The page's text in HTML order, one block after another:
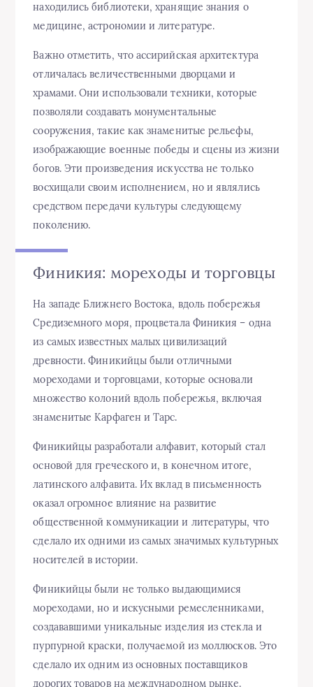
находились библиотеки, хранящие знания о
медицине, астрономии и литературе.
Важно отметить, что ассирийская архитектура
отличалась величественными дворцами и
храмами. Они использовали техники, которые
позволяли создавать монументальные
сооружения, такие как знаменитые рельефы,
изображающие военные победы и сцены из жизни
богов. Эти произведения искусства не только
восхищали своим исполнением, но и являлись
средством передачи культуры следующему
поколению.
Финикия: мореходы и торговцы
На западе Ближнего Востока, вдоль побережья
Средиземного моря, процветала Финикия – одна
из самых известных малых цивилизаций
древности. Финикийцы были отличными
мореходами и торговцами, которые основали
множество колоний вдоль побережья, включая
знаменитые Карфаген и Тарс.
Финикийцы разработали алфавит, который стал
основой для греческого и, в конечном итоге,
латинского алфавита. Их вклад в письменность
оказал огромное влияние на развитие
общественной коммуникации и литературы, что
сделало их одними из самых значимых культурных
носителей в истории.
Финикийцы были не только выдающимися
мореходами, но и искусными ремесленниками,
создававшими уникальные изделия из стекла и
пурпурной краски, получаемой из моллюсков. Это
сделало их одним из основных поставщиков
дорогих товаров на международном рынке.